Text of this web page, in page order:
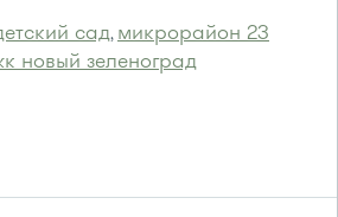
сад, микрорайон 23
новый зеленоград